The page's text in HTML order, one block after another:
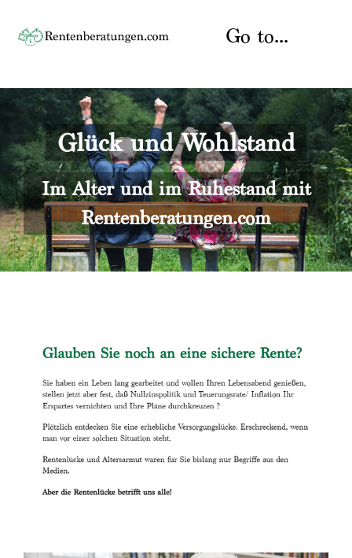
content
Go to...
Startseite
Rente
Rentenberater
Rentenversicherung
Versicherungsberatung
Über uns
Kontakt
Glück und Wohlstand
Im Alter und im Ruhestand mit
Rentenberatungen.com